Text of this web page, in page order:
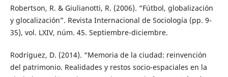
Robertson, R. & Giulianotti, R. (2006). “Fútbol, globalización
y glocalización”. Revista Internacional de Sociología (pp. 9-
35), vol. LXIV, núm. 45. Septiembre-diciembre.
Rodríguez, D. (2014). “Memoria de la ciudad: reinvención
del patrimonio. Realidades y restos socio-espaciales en la